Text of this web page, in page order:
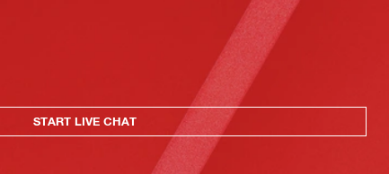
START LIVE CHAT